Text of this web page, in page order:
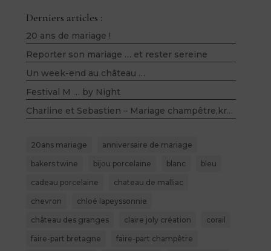
Derniers articles :
20 ans de mariage !
Reporter son mariage … et rester sereine
Un week-end au château …
Festival M … by Night
Charline et Sebastien – Mariage champêtre,kraft, bois, lin et violet – Salle du Belloy (60)
20ans mariage anniversaire de mariage
bakers twine bijou porcelaine blanc bleu
cadeau porcelaine chateau de malliac
chevron chloé lapeyssonnie
château des granges claire joly création corail
faire-part bretagne faire-part champêtre